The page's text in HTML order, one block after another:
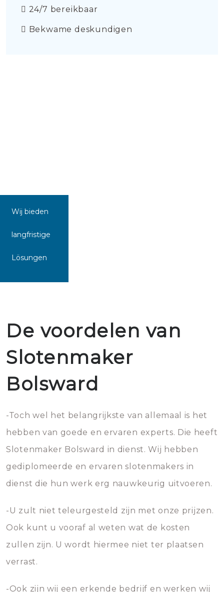
24/7 bereikbaar
Bekwame deskundigen
Wij bieden
langfristige
Lösungen
De voordelen van
Slotenmaker
Bolsward
-Toch wel het belangrijkste van allemaal is het
hebben van goede en ervaren experts. Die heeft
Slotenmaker Bolsward in dienst. Wij hebben
gediplomeerde en ervaren slotenmakers in
dienst die hun werk erg nauwkeurig uitvoeren.
-U zult niet teleurgesteld zijn met onze prijzen.
Ook kunt u vooraf al weten wat de kosten
zullen zijn. U wordt hiermee niet ter plaatsen
verrast.
-Ook zijn wij een erkende bedrijf en werken wij